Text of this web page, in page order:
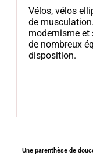
Vélos, vélos
de
modernisme
de nombreux
disposition.
Une parenthèse de